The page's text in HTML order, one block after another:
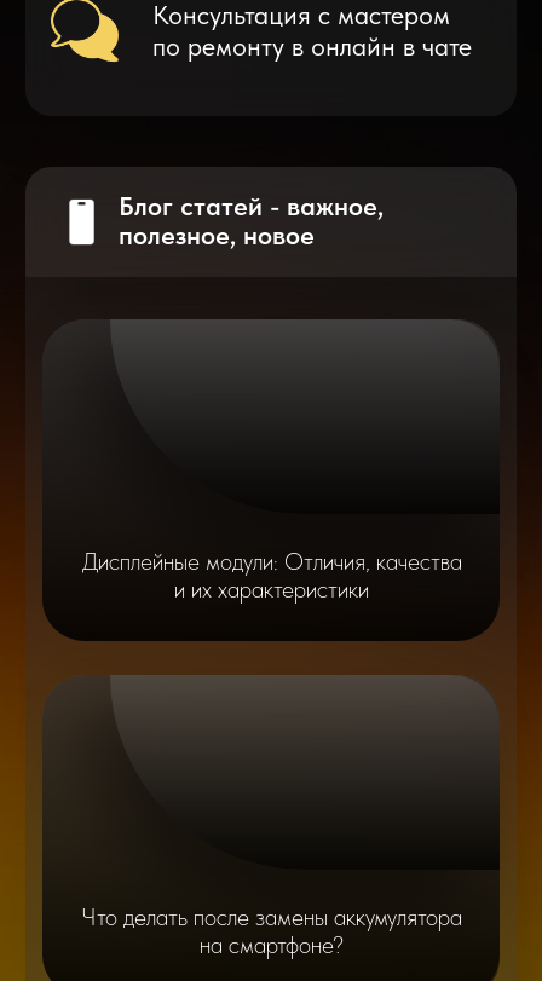
Что делать после замены аккумулятора
на смартфоне?